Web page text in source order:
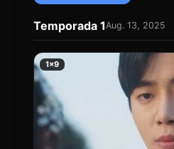
Temporada 1Aug. 13, 2025
1×9